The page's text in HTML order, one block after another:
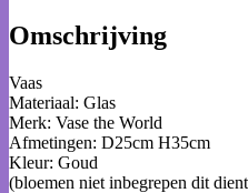
Omschrijving
Vaas
Materiaal: Glas
Merk: Vase the World
Afmetingen: D25cm H35cm
Kleur: Goud
(bloemen niet inbegrepen dit